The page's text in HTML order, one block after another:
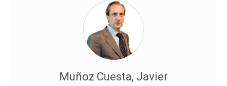
Muñoz Cuesta, Javier